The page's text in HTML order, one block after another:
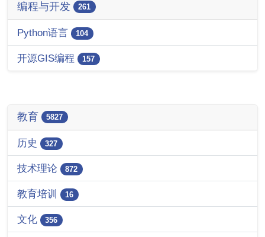
编程与开发 261
Python语言 104
开源GIS编程 157
教育 5827
历史 327
技术理论 872
教育培训 16
文化 356